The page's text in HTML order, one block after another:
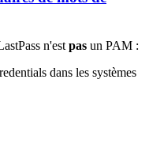
n'est pas un PAM :
dans les systèmes